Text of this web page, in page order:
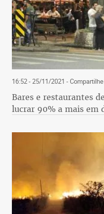
16:52 - 25/11/2021 - Compartilhe
Bares e restaurantes
lucrar 90% a mais em